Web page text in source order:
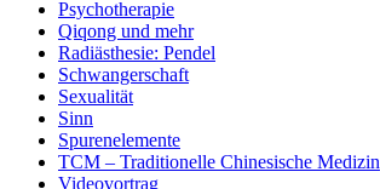
Psychotherapie
Qiqong und mehr
Radiästhesie: Pendel
Schwangerschaft
Sexualität
Sinn
Spurenelemente
TCM – Traditionelle Chinesische Medizin
Videovortrag